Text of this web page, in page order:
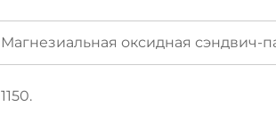
Магнезиальная оксидная сэндвич-
1150.